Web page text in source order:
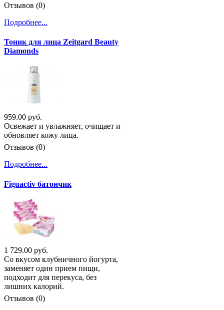
Отзывов (0)
Подробнее...
Тоник для лица Zeitgard Beauty
Diamonds
959.00 руб.
Освежает и увлажняет, очищает и
обновляет кожу лица.
Отзывов (0)
Подробнее...
Figuactiv батончик
1 729.00 руб.
Со вкусом клубничного йогурта,
заменяет один прием пищи,
подходит для перекуса, без
лишних калорий.
Отзывов (0)